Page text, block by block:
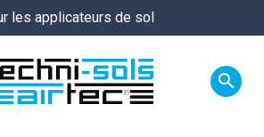
les applicateurs de sol
